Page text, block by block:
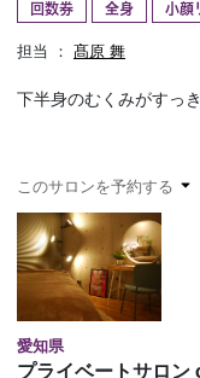
回数券 全身 小顔
担当 ： 髙原 舞
下半身のむくみがすっ
このサロンを予約する
愛知県
プライベートサロン